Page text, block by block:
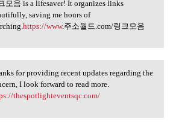
음 is a lifesaver! It
모음 is a lifesaver! It organizes links
saving me hours of
https://www.주소월드.com/링크모음
for providing recent
for providing recent updates regarding the
I look forward to read more.
thespotlighteventsqc.com/